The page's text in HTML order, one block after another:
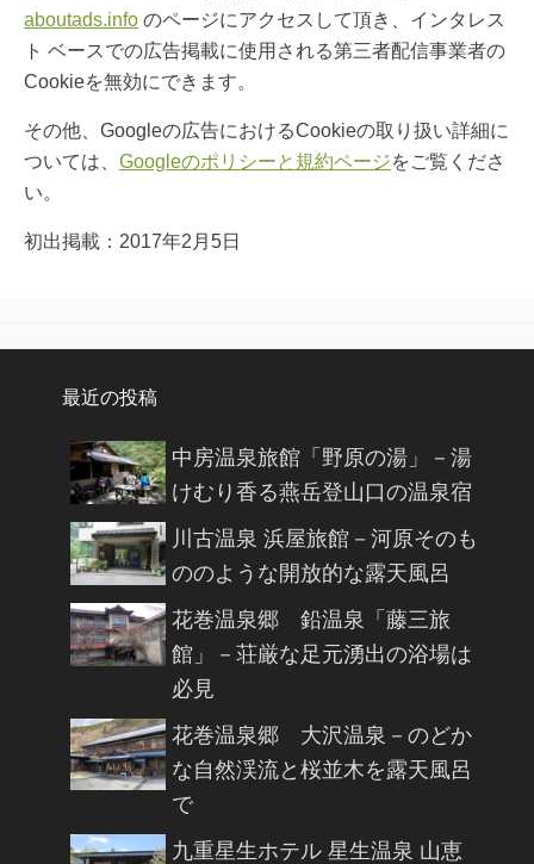
aboutads.info のページにアクセスして頂き、インタレス
ト ベースでの広告掲載に使用される第三者配信事業者の
Cookieを無効にできます。
その他、Googleの広告におけるCookieの取り扱い詳細に
ついては、 Googleのポリシーと規約ページをご覧くださ
い。
初出掲載：2017年2月5日
最近の投稿
中房温泉旅館「野原の湯」－湯
けむり香る燕岳登山口の温泉宿
川古温泉 浜屋旅館－河原そのも
ののような開放的な露天風呂
花巻温泉郷 鉛温泉「藤三旅
館」－荘厳な足元湧出の浴場は
必見
花巻温泉郷 大沢温泉－のどか
な自然渓流と桜並木を露天風呂
で
九重星生ホテル 星生温泉 山恵